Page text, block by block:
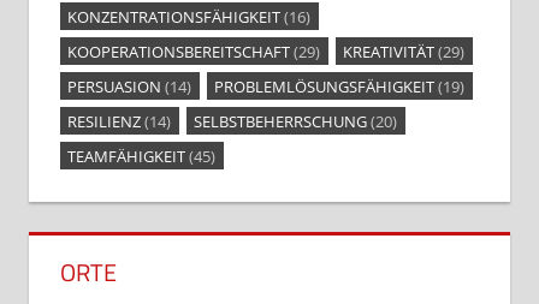
KONZENTRATIONSFÄHIGKEIT(16)
KOOPERATIONSBEREITSCHAFT(29) KREATIVITÄT(29)
PERSUASION (14) PROBLEMLÖSUNGSFÄHIGKEIT(19)
RESILIENZ(14) SELBSTBEHERRSCHUNG(20)
TEAMFÄHIGKEIT(45)
ORTE